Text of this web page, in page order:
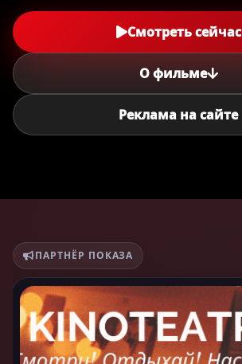
Смотреть сейчас
О фильме
Реклама на сайте
ПАРТНЁР ПОКАЗА